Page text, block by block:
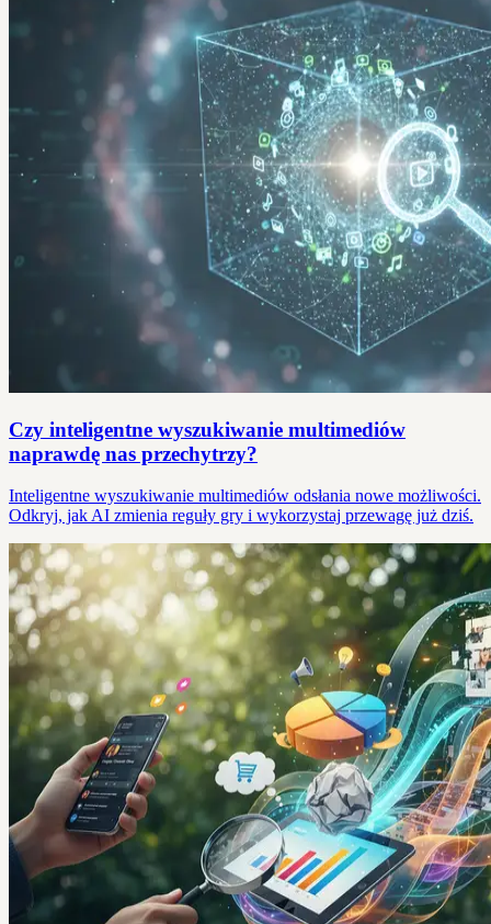
Czy inteligentne wyszukiwanie multimediów
naprawdę nas przechytrzy?
Inteligentne wyszukiwanie multimediów odsłania nowe możliwości.
Odkryj, jak AI zmienia reguły gry i wykorzystaj przewagę już dziś.